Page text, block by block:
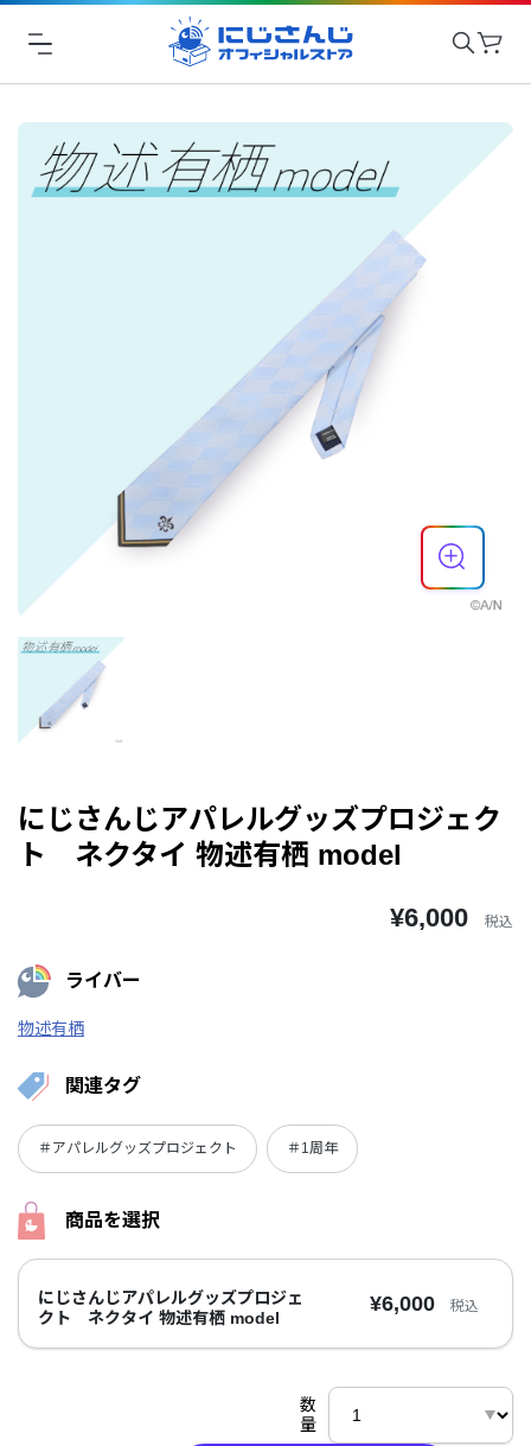
にじさんじアパレルグッズプロジェク
ト ネクタイ 物述有栖 model
¥6,000 税込
ライバー
物述有栖
関連タグ
＃アパレルグッズプロジェクト ＃1周年
商品を選択
にじさんじアパレルグッズプロジェ
クト ネクタイ 物述有栖 model
¥6,000 税込
数
量